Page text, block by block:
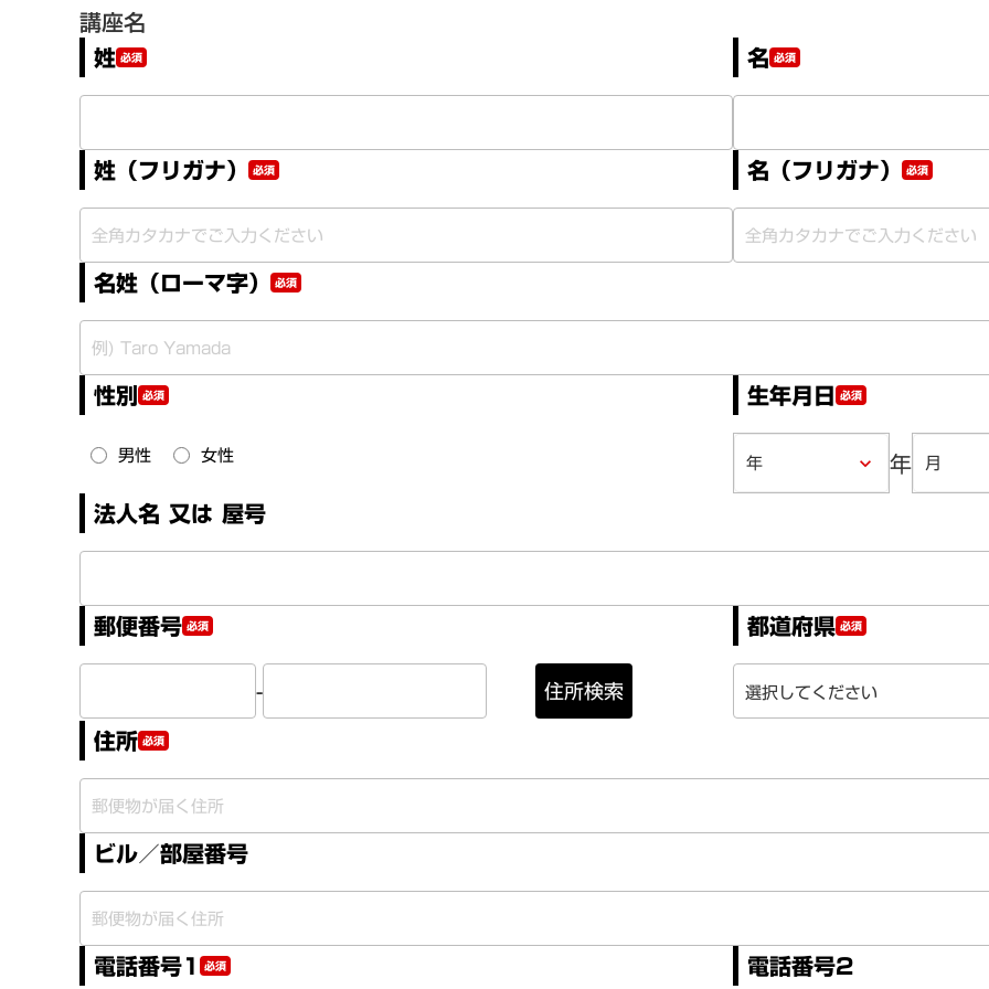
講座名
姓 必須 名 必須
姓（フリガナ） 必須 名（フリガナ） 必須
名姓（ローマ字） 必須
性別 必須
男性 女性
生年月日 必須
keyboard_arrow_down 年
法人名 又は 屋号
郵便番号 必須
- 住所検索
都道府県 必須
住所 必須
ビル／部屋番号
電話番号1 必須 電話番号2